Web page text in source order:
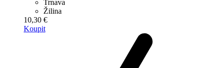
Trnava
Žilina
10,30 €
Koupit